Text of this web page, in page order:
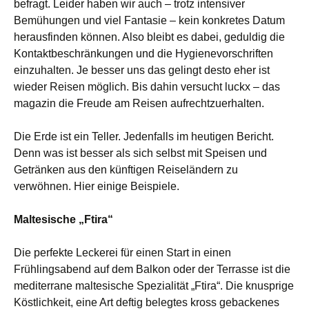
befragt. Leider haben wir auch – trotz intensiver
Bemühungen und viel Fantasie – kein konkretes Datum
herausfinden können. Also bleibt es dabei, geduldig die
Kontaktbeschränkungen und die Hygienevorschriften
einzuhalten. Je besser uns das gelingt desto eher ist
wieder Reisen möglich. Bis dahin versucht luckx – das
magazin die Freude am Reisen aufrechtzuerhalten.
Die Erde ist ein Teller. Jedenfalls im heutigen Bericht.
Denn was ist besser als sich selbst mit Speisen und
Getränken aus den künftigen Reiseländern zu
verwöhnen. Hier einige Beispiele.
Maltesische „Ftira“
Die perfekte Leckerei für einen Start in einen
Frühlingsabend auf dem Balkon oder der Terrasse ist die
mediterrane maltesische Spezialität „Ftira“. Die knusprige
Köstlichkeit, eine Art deftig belegtes kross gebackenes